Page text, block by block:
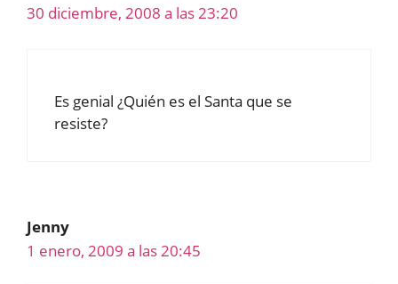
30 diciembre, 2008 a las 23:20
Es genial ¿Quién es el Santa que se
resiste?
Jenny
1 enero, 2009 a las 20:45